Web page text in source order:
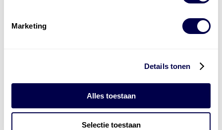
Marketing
Details tonen
Alles toestaan
Selectie toestaan
Levert complete
Installatie van laadinfra en accu’s
enLaadpassen